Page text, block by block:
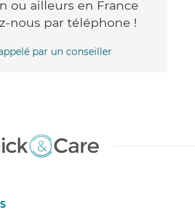
ou ailleurs en France
nous par téléphone !
par un conseiller